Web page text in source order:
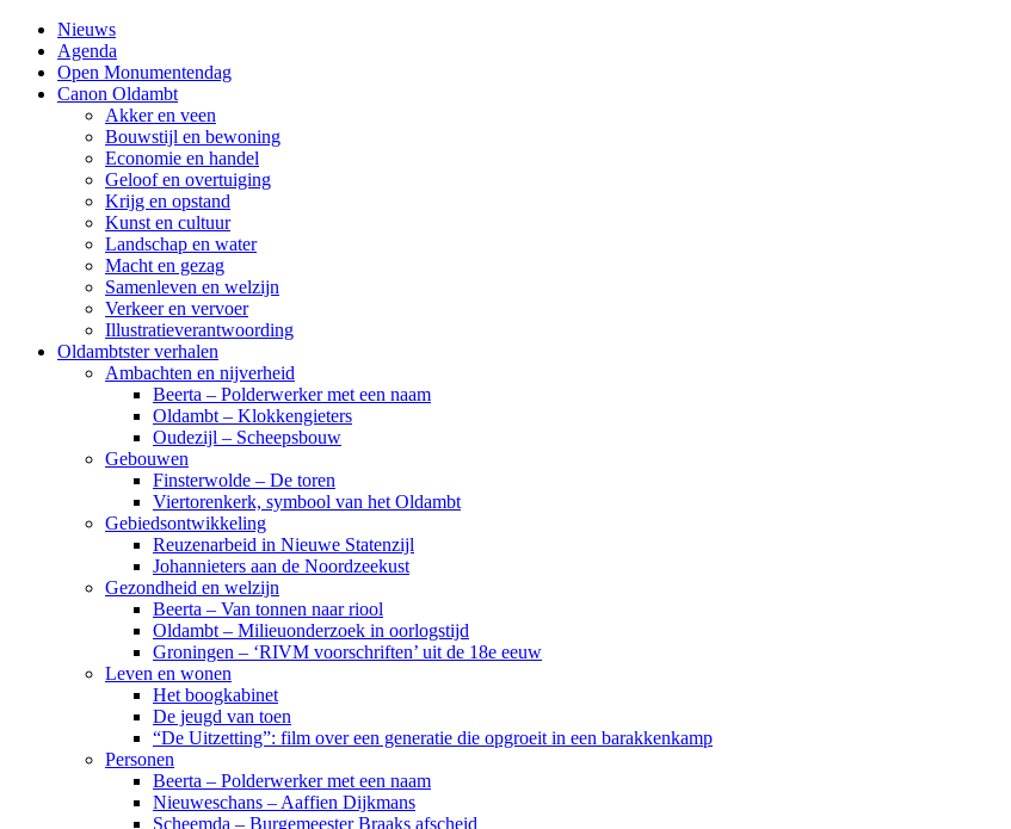
Nieuws
Agenda
Open Monumentendag
Canon Oldambt
Akker en veen
Bouwstijl en bewoning
Economie en handel
Geloof en overtuiging
Krijg en opstand
Kunst en cultuur
Landschap en water
Macht en gezag
Samenleven en welzijn
Verkeer en vervoer
Illustratieverantwoording
Oldambtster verhalen
Ambachten en nijverheid
Beerta – Polderwerker met een naam
Oldambt – Klokkengieters
Oudezijl – Scheepsbouw
Gebouwen
Finsterwolde – De toren
Viertorenkerk, symbool van het Oldambt
Gebiedsontwikkeling
Reuzenarbeid in Nieuwe Statenzijl
Johannieters aan de Noordzeekust
Gezondheid en welzijn
Beerta – Van tonnen naar riool
Oldambt – Milieuonderzoek in oorlogstijd
Groningen – ‘RIVM voorschriften’ uit de 18e eeuw
Leven en wonen
Het boogkabinet
De jeugd van toen
“De Uitzetting”: film over een generatie die opgroeit in een barakkenkamp
Personen
Beerta – Polderwerker met een naam
Nieuweschans – Aaffien Dijkmans
Scheemda – Burgemeester Braaks afscheid